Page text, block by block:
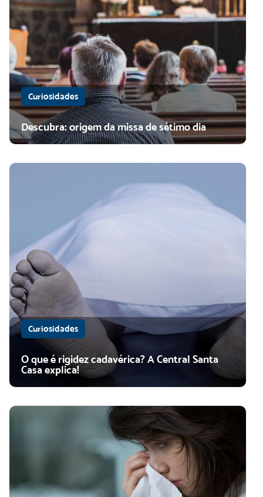
Curiosidades
Descubra: origem da missa de sétimo dia
Curiosidades
O que é rigidez cadavérica? A Central Santa
Casa explica!